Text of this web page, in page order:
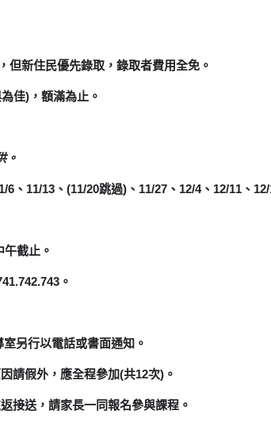
但新住民優先錄取，錄取者費用全免。
佳)，額滿為止。
。
、11/13、(11/20跳過)、11/27、12/4、12/11、
午截止 。
。
另行以電話或書面通知。
請假外，應全程參加(共12次)。
接送， 請家長一同報名參與課程。